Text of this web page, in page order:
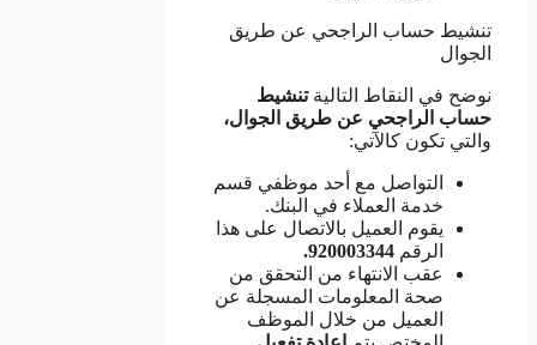
تنشيط حساب الراجحي عن طريق
الجوال
نوضح في النقاط التاليةتنشيط
حساب الراجحي عن طريق الجوال،
والتي تكون كالآتي:
التواصل مع أحد موظفي قسم
خدمة العملاء في البنك.
يقوم العميل بالاتصال على هذا
الرقم 920003344.
عقب الانتهاء من التحقق من
صحة المعلومات المسجلة عن
العميل من خلال الموظف